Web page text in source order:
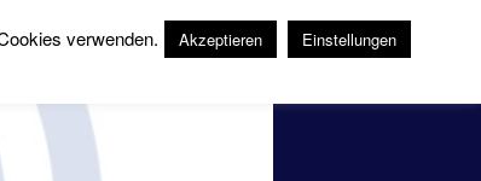
Suchen
verwenden. Akzeptieren Einstellungen